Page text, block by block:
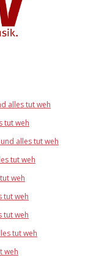
alles tut weh
tut weh
alles tut weh
tut weh
weh
tut weh
tut weh
tut weh
weh